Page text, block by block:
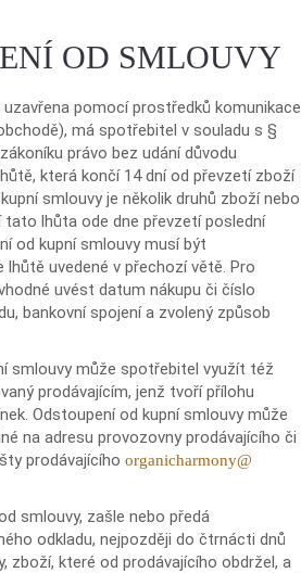
OD SMLOUVY
pomocí prostředků komunikace
má spotřebitel v souladu s §
právo bez udání důvodu
která končí 14 dní od převzetí zboží
smlouvy je několik druhů zboží nebo
tato lhůta ode dne převzetí poslední
od kupní smlouvy musí být
lhůtě uvedené v přechozí větě. Pro
uvést datum nákupu či číslo
bankovní spojení a zvolený způsob
smlouvy může spotřebitel využít též
prodávajícím, jenž tvoří přílohu
Odstoupení od kupní smlouvy může
na adresu provozovny prodávajícího či
prodávajícího organicharmony@
smlouvy, zašle nebo předá
odkladu, nejpozději do čtrnácti dnů
zboží, které od prodávajícího obdržel, a